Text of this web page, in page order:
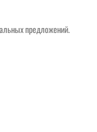
предложений.